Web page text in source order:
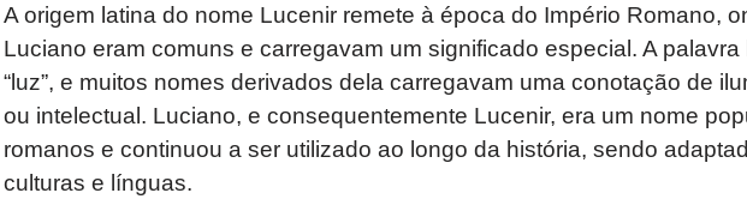
A origem latina do nome Lucenir remete à época do Império Romano,
Luciano eram comuns e carregavam um significado especial. A palavra
“luz”, e muitos nomes derivados dela carregavam uma conotação de
ou intelectual. Luciano, e consequentemente Lucenir, era um nome
romanos e continuou a ser utilizado ao longo da história, sendo
culturas e línguas.